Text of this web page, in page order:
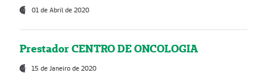
01 de Abril de 2020
Prestador CENTRO DE ONCOLOGIA
15 de Janeiro de 2020